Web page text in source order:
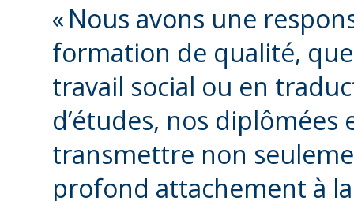
« Nous avons une
formation de qualité,
travail social ou en
d’études, nos
transmettre non
profond attachement à